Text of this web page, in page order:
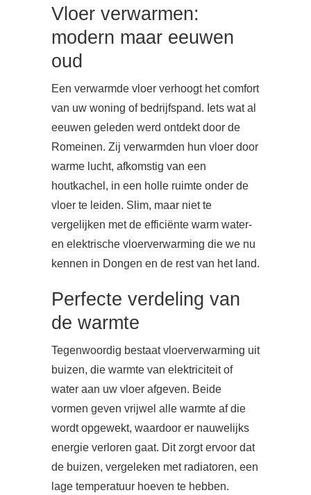
Vloer verwarmen:
modern maar eeuwen
oud
Een verwarmde vloer verhoogt het comfort
van uw woning of bedrijfspand. Iets wat al
eeuwen geleden werd ontdekt door de
Romeinen. Zij verwarmden hun vloer door
warme lucht, afkomstig van een
houtkachel, in een holle ruimte onder de
vloer te leiden. Slim, maar niet te
vergelijken met de efficiënte warm water-
en elektrische vloerverwarming die we nu
kennen in Dongen en de rest van het land.
Perfecte verdeling van
de warmte
Tegenwoordig bestaat vloerverwarming uit
buizen, die warmte van elektriciteit of
water aan uw vloer afgeven. Beide
vormen geven vrijwel alle warmte af die
wordt opgewekt, waardoor er nauwelijks
energie verloren gaat. Dit zorgt ervoor dat
de buizen, vergeleken met radiatoren, een
lage temperatuur hoeven te hebben.